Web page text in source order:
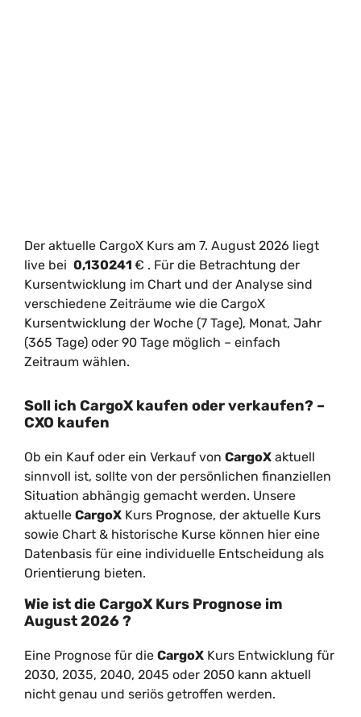
Der aktuelle CargoX Kurs am 7. August 2026 liegt
live bei 0,130241 € . Für die Betrachtung der
Kursentwicklung im Chart und der Analyse sind
verschiedene Zeiträume wie die CargoX
Kursentwicklung der Woche (7 Tage), Monat, Jahr
(365 Tage) oder 90 Tage möglich – einfach
Zeitraum wählen.
Soll ich CargoX kaufen oder verkaufen? –
CXO kaufen
Ob ein Kauf oder ein Verkauf von CargoX aktuell
sinnvoll ist, sollte von der persönlichen finanziellen
Situation abhängig gemacht werden. Unsere
aktuelle CargoX Kurs Prognose, der aktuelle Kurs
sowie Chart & historische Kurse können hier eine
Datenbasis für eine individuelle Entscheidung als
Orientierung bieten.
Wie ist die CargoXKurs Prognose im
August2026?
Eine Prognose für die CargoX Kurs Entwicklung für
2030, 2035, 2040, 2045 oder 2050 kann aktuell
nicht genau und seriös getroffen werden.